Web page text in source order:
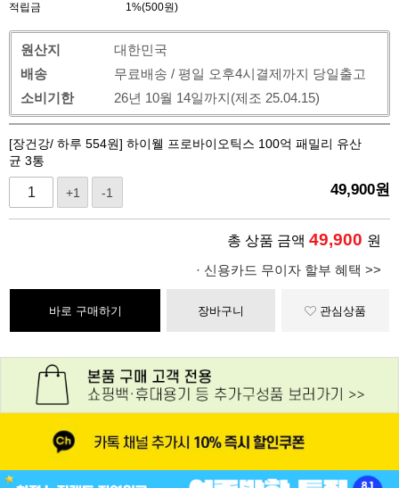
적립금 1%(500원)
원산지
대한민국
배송
무료배송 / 평일 오후4시결제까지 당일출고
소비기한
26년 10월 14일까지(제조 25.04.15)
[장건강/ 하루 554원] 하이웰 프로바이오틱스 100억 패밀리 유산
균 3통
+1 -1 49,900원
총 상품 금액 49,900 원
· 신용카드 무이자 할부 혜택 >>
바로 구매하기 장바구니 관심상품